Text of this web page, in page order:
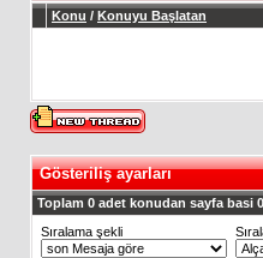
Konu / Konuyu Başlatan
Gösteriliş ayarları
Toplam 0 adet konudan sayfa basi
Sıralama şekli